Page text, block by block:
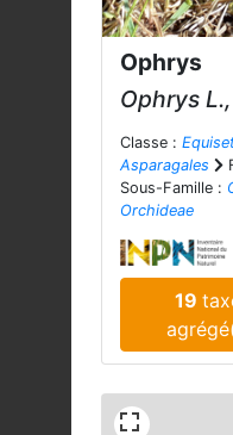
Ophrys
Ophrys
Classe :
Asparagales
Sous-Famille :
Orchideae
19